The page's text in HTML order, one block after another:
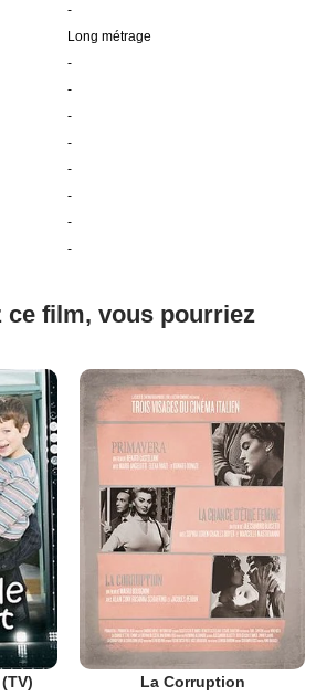
-
Long métrage
-
-
-
-
-
-
-
-
ce film, vous pourriez
La Corruption